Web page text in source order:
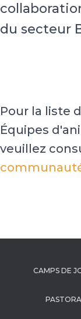
du secteur
Pour la liste
Équipes
veuillez
CAMPS DE